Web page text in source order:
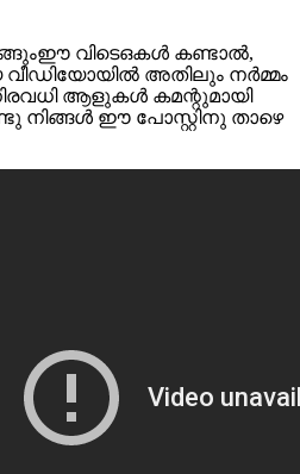
വിടെഒകള്‍ കണ്ടാല്‍,
വീഡിയോയില്‍ അതിലും നര്‍മ്മം
ആളുകള്‍ കമന്റുമായി
നിങ്ങള്‍ ഈ പോസ്റ്റിനു താഴെ